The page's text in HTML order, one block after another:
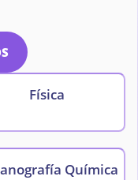
Física
Química